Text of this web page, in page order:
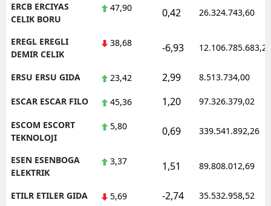
ERCB ERCIYAS
CELIK BORU
47,90 0,42 26.324.743,60
EREGL EREGLI
DEMIR CELIK
38,68 -6,93 12.106.785.683,20
ERSU ERSU GIDA 23,42 2,99 8.513.734,00
ESCAR ESCAR FILO 45,36 1,20 97.326.379,02
ESCOM ESCORT
TEKNOLOJI
5,80 0,69 339.541.892,26
ESEN ESENBOGA
ELEKTRIK
3,37 1,51 89.808.012,69
ETILR ETILER GIDA 5,69 -2,74 35.532.958,52